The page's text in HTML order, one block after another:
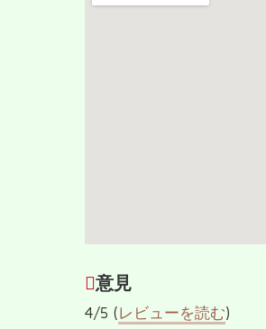
意見
4/5 (レビューを読む)